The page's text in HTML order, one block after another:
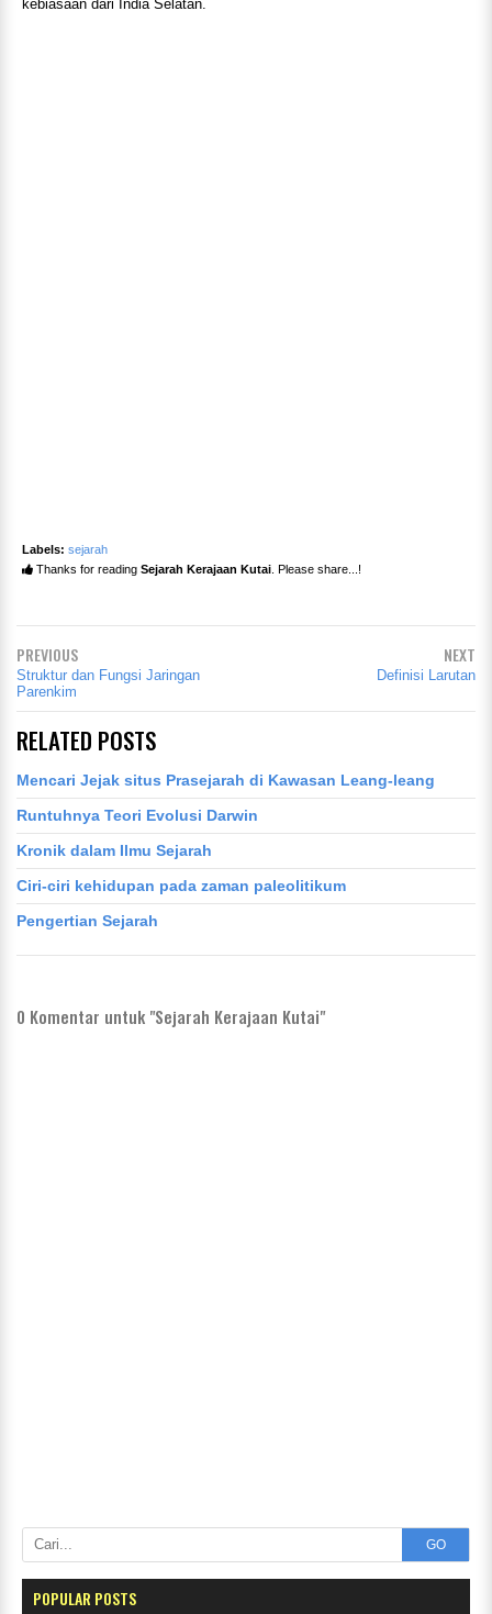
kebiasaan dari India Selatan.
Labels: sejarah
Thanks for reading Sejarah Kerajaan Kutai . Please share...!
PREVIOUS
Struktur dan Fungsi Jaringan
Parenkim
NEXT
Definisi Larutan
RELATED POSTS
Mencari Jejak situs Prasejarah di Kawasan Leang-leang
Runtuhnya Teori Evolusi Darwin
Kronik dalam Ilmu Sejarah
Ciri-ciri kehidupan pada zaman paleolitikum
Pengertian Sejarah
0 Komentar untuk "Sejarah Kerajaan Kutai"
GO
POPULAR POSTS